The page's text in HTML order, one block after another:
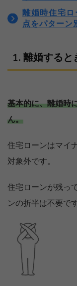
離婚時住宅
点をパターン
離婚すると
基本的に、離婚時
ん。
住宅ローンはマイ
対象外です。
住宅ローンが残っ
ンの折半は不要です